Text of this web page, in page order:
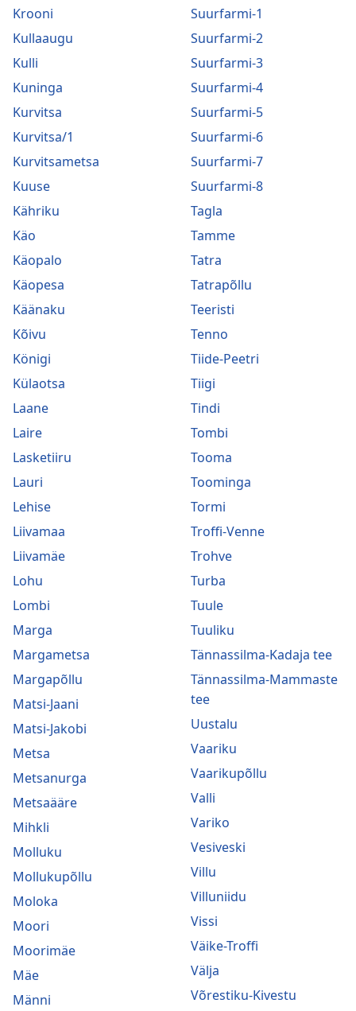
Krooni
Kullaaugu
Kulli
Kuninga
Kurvitsa
Kurvitsa/1
Kurvitsametsa
Kuuse
Kähriku
Käo
Käopalo
Käopesa
Käänaku
Kõivu
Königi
Külaotsa
Laane
Laire
Lasketiiru
Lauri
Lehise
Liivamaa
Liivamäe
Lohu
Lombi
Marga
Margametsa
Margapõllu
Matsi-Jaani
Matsi-Jakobi
Metsa
Metsanurga
Metsaääre
Mihkli
Molluku
Mollukupõllu
Moloka
Moori
Moorimäe
Mäe
Männi
Suurfarmi-1
Suurfarmi-2
Suurfarmi-3
Suurfarmi-4
Suurfarmi-5
Suurfarmi-6
Suurfarmi-7
Suurfarmi-8
Tagla
Tamme
Tatra
Tatrapõllu
Teeristi
Tenno
Tiide-Peetri
Tiigi
Tindi
Tombi
Tooma
Toominga
Tormi
Troffi-Venne
Trohve
Turba
Tuule
Tuuliku
Tännassilma-Kadaja tee
Tännassilma-Mammaste
tee
Uustalu
Vaariku
Vaarikupõllu
Valli
Variko
Vesiveski
Villu
Villuniidu
Vissi
Väike-Troffi
Välja
Võrestiku-Kivestu